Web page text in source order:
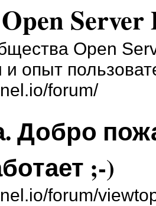
Server
Open
и опыт
forum/
Добро
;-)
forum/